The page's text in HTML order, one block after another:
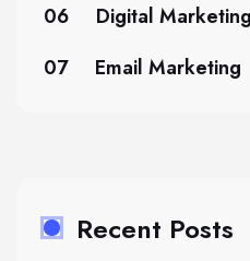
06
Digital Marketing
07
Email Marketing
Recent Posts